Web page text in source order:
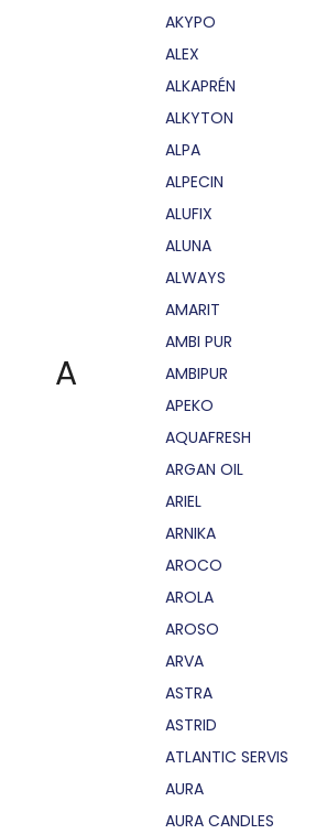
A
AKYPO
ALEX
ALKAPRÉN
ALKYTON
ALPA
ALPECIN
ALUFIX
ALUNA
ALWAYS
AMARIT
AMBI PUR
AMBIPUR
APEKO
AQUAFRESH
ARGAN OIL
ARIEL
ARNIKA
AROCO
AROLA
AROSO
ARVA
ASTRA
ASTRID
ATLANTIC SERVIS
AURA
AURA CANDLES